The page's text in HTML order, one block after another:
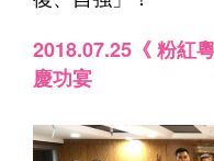
2018.07.25《 粉紅
慶功宴